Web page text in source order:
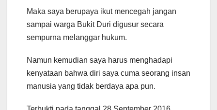
Maka saya berupaya ikut mencegah jangan
sampai warga Bukit Duri digusur secara
sempurna melanggar hukum.
Namun kemudian saya harus menghadapi
kenyataan bahwa diri saya cuma seorang insan
manusia yang tidak berdaya apa pun.